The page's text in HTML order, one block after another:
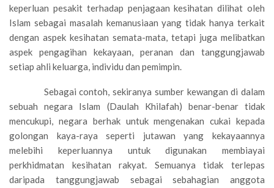
keperluan pesakit terhadap penjagaan kesihatan dilihat oleh
Islam sebagai masalah kemanusiaan yang tidak hanya terkait
dengan aspek kesihatan semata-mata, tetapi juga melibatkan
aspek pengagihan kekayaan, peranan dan tanggungjawab
setiap ahli keluarga, individu dan pemimpin.
Sebagai contoh, sekiranya sumber kewangan di dalam
sebuah negara Islam (Daulah Khilafah) benar-benar tidak
mencukupi, negara berhak untuk mengenakan cukai kepada
golongan kaya-raya seperti jutawan yang kekayaannya
melebihi keperluannya untuk digunakan membiayai
perkhidmatan kesihatan rakyat. Semuanya tidak terlepas
daripada tanggungjawab sebagai sebahagian anggota